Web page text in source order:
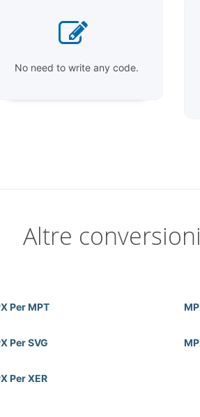
No need to write any code.
Altre
Per MPT
Per SVG
Per XER